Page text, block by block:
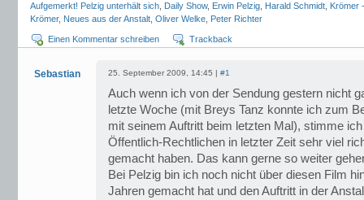
Aufgemerkt! Pelzig unterhält sich Daily Show, Erwin Pelzig Harald Schmidt Krömer
Krömer, Neues aus der Anstalt Oliver Welke Peter Richter
Einen Kommentar schreiben Trackback
Sebastian 25. September 2009, 14:45 | #1
Auch wenn ich von der Sendung gestern nicht
letzte Woche (mit Breys Tanz konnte ich zum
mit seinem Auftritt beim letzten Mal), stimme
Öffentlich-Rechtlichen in letzter Zeit sehr viel
gemacht haben. Das kann gerne so weiter
Bei Pelzig bin ich noch nicht über diesen Film
Jahren gemacht hat und den Auftritt in der